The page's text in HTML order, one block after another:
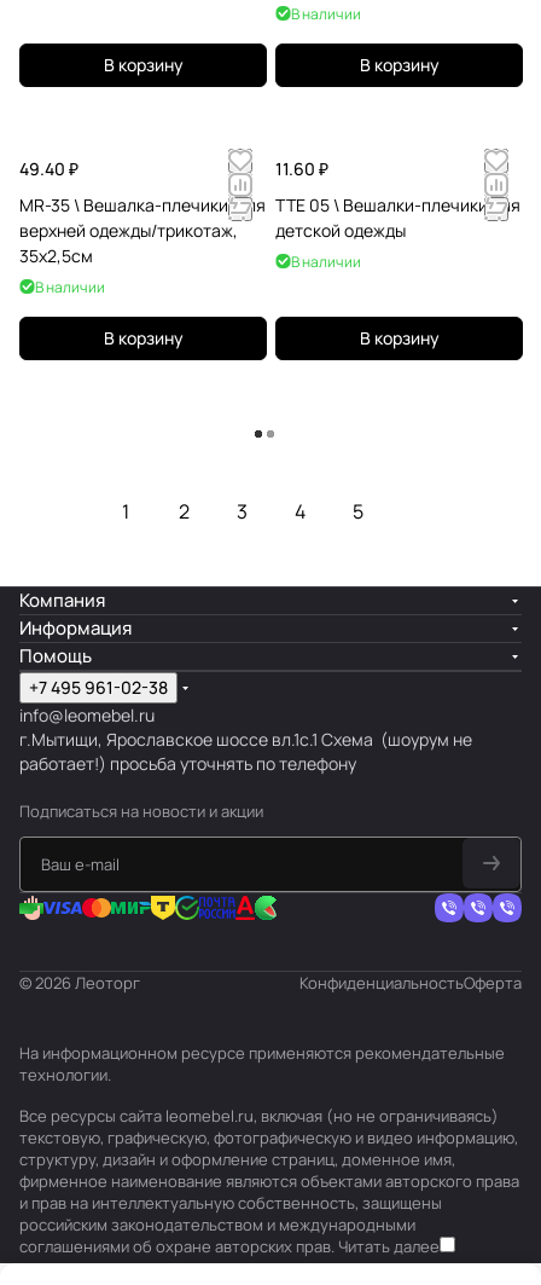
В корзину
В наличии
В корзину
49.40 ₽
MR-35 \ Вешалка-плечики, для
верхней одежды/трикотаж,
35x2,5см
В наличии
В корзину
11.60 ₽
TTE 05 \ Вешалки-плечики для
детской одежды
В наличии
В корзину
Загрузить еще
1 2 3 4 5
Компания
Информация
Помощь
+7 495 961-02-38
info@leomebel.ru
г.Мытищи, Ярославское шоссе вл.1с.1 Схема (шоурум не
работает!) просьба уточнять по телефону
Подписаться на новости и акции
© 2026 Леоторг КонфиденциальностьОферта
На информационном ресурсе применяются рекомендательные
технологии.
Все ресурсы сайта leomebel.ru, включая (но не ограничиваясь)
текстовую, графическую, фотографическую и видео информацию,
структуру, дизайн и оформление страниц, доменное имя,
фирменное наименование являются объектами авторского права
и прав на интеллектуальную собственность, защищены
российским законодательством и международными
соглашениями об охране авторских прав. Читать далее